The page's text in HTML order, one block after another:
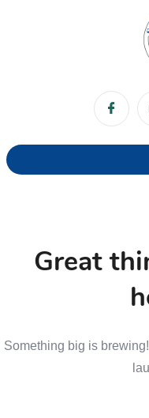
Great
Something big is